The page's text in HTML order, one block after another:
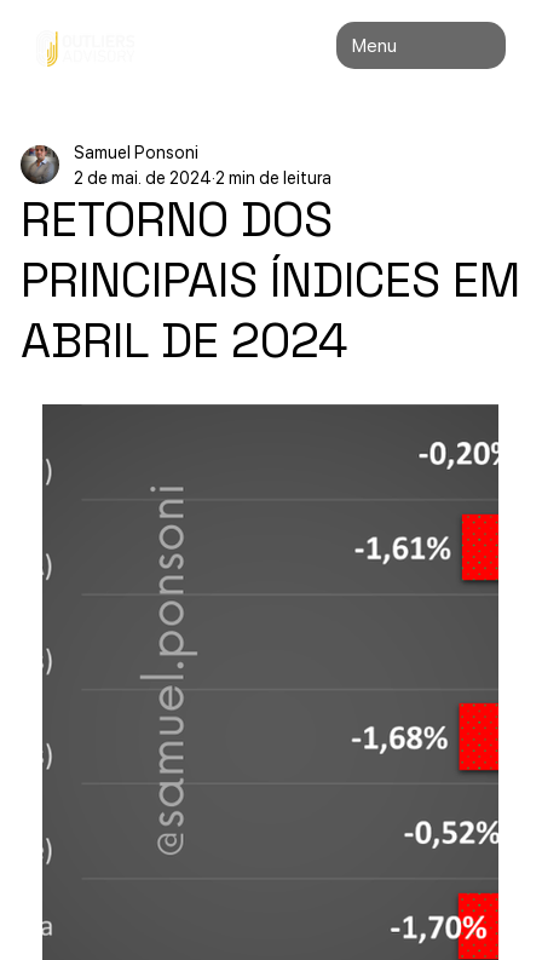
Menu
RETORNO DOS
PRINCIPAIS ÍNDICES EM
ABRIL DE 2024
Samuel Ponsoni
2 de mai. de 2024 2 min de leitura